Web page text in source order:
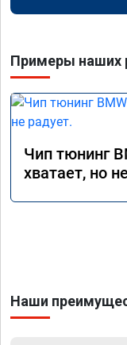
Примеры наших
Чип тюнинг
хватает, но
Наши